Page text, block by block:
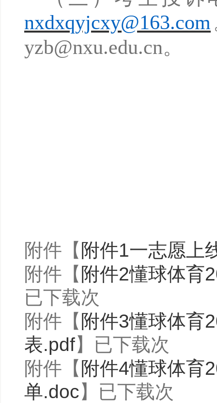
nxdxqyjcxy@163.com
yzb@nxu.edu.cn。
附件【 附件1一志愿上
附件【 附件2懂球体育
已下载次
附件【 附件3懂球体育
表.pdf】已下载次
附件【 附件4懂球体育
单.doc】已下载次